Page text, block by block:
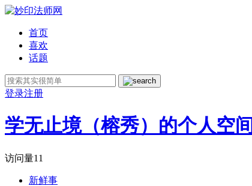
首页
喜欢
话题
登录注册
学无止境（榕秀）的个人空间
访问量11
新鲜事